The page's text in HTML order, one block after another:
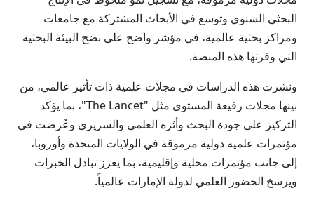
البحثي السنوي وتوسع في الأبحاث المشتركة مع جامعات
ومراكز بحثية عالمية، في مؤشر واضح على نضج البيئة البحثية
التي وفرتها هذه المنصة.
ونشرت هذه الدراسات في مجلات علمية ذات تأثير عالمي، من
بينها مجلات رفيعة المستوى مثل "The Lancet"، بما يؤكد
التركيز على جودة البحث وأثره العلمي والسريري وعُرضت في
مؤتمرات علمية دولية مرموقة في الولايات المتحدة وأوروبا،
إلى جانب مؤتمرات محلية وإقليمية، بما يعزز تبادل الخبرات
ويرسخ الحضور العلمي لدولة الإمارات عالمياً.